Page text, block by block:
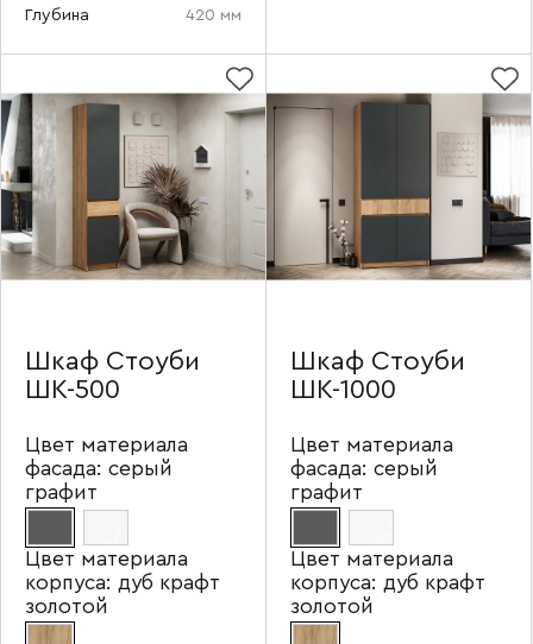
Глубина 420 мм
Шкаф Стоуби
ШК-500
Цвет материала
фасада: серый
графит
Цвет материала
корпуса: дуб крафт
золотой
Шкаф Стоуби
ШК-1000
Цвет материала
фасада: серый
графит
Цвет материала
корпуса: дуб крафт
золотой
Номер телефона
Прикрепите логотип
Согласен с
политикой конфиденциальности
и обработкой данных.